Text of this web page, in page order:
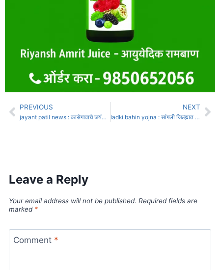
PREVIOUS
jayant patil news : कासेगावाचे जयंत केसरी बैलगाडी मैदान शंभू-चिमण्या जोडीने मारले
NEXT
ladki bahin yojna : सांगली जिल्ह्यात 6 लाख लाडक्या बहिणींना आले 180 कोटी
Leave a Reply
Your email address will not be published. Required fields are
marked *
Comment *